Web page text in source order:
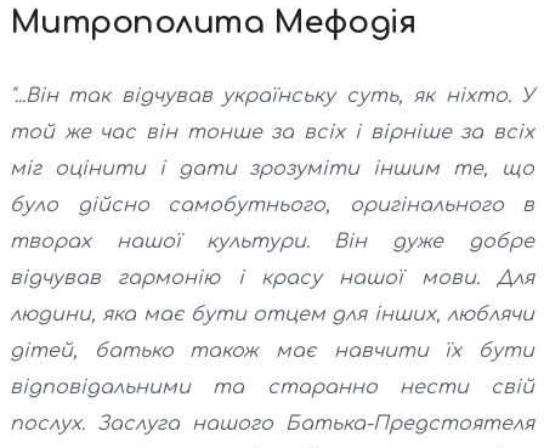
Митрополита Мефодія
"...Він так відчував українську суть, як ніхто. У
той же час він тонше за всіх і вірніше за всіх
міг оцінити і дати зрозуміти іншим те, що
було дійсно самобутнього, оригінального в
творах нашої культури. Він дуже добре
відчував гармонію і красу нашої мови. Для
людини, яка має бути отцем для інших, люблячи
дітей, батько також має навчити їх бути
відповідальними та старанно нести свій
послух. Заслуга нашого Батька-Предстоятеля